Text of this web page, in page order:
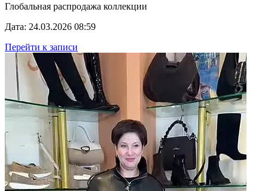
Глобальная распродажа коллекции
Дата: 24.03.2026 08:59
Перейти к записи